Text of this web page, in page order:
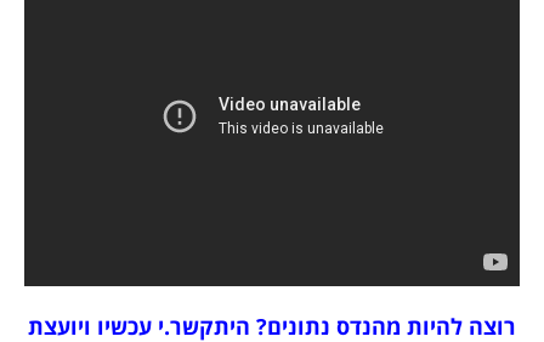
רוצה להיות מהנדס נתונים? היתקשר.י עכשיו ויועצת